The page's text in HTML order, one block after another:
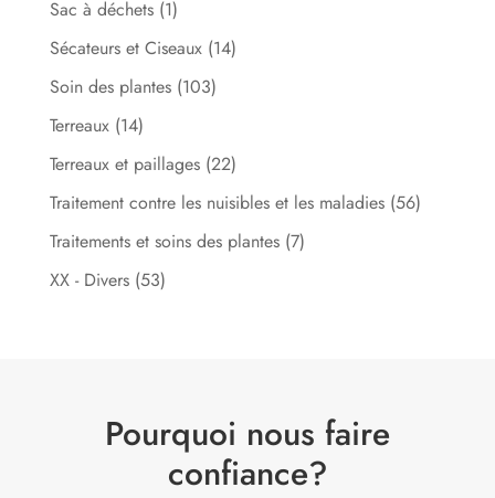
Sac à déchets (1)
Sécateurs et Ciseaux (14)
Soin des plantes (103)
Terreaux (14)
Terreaux et paillages (22)
Traitement contre les nuisibles et les maladies (56)
Traitements et soins des plantes (7)
XX - Divers (53)
Pourquoi nous faire
confiance?